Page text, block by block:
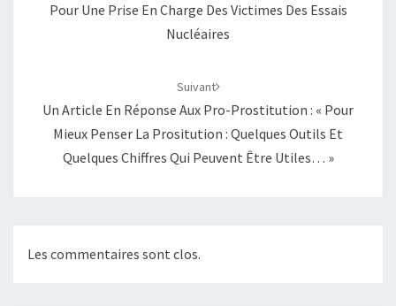
Pour Une Prise En Charge Des Victimes Des Essais
Nucléaires
Suivant
Un Article En Réponse Aux Pro-Prostitution : « Pour
Mieux Penser La Prositution : Quelques Outils Et
Quelques Chiffres Qui Peuvent Être Utiles… »
Les commentaires sont clos.